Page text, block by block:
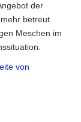
der
betreut
Meschen im
von